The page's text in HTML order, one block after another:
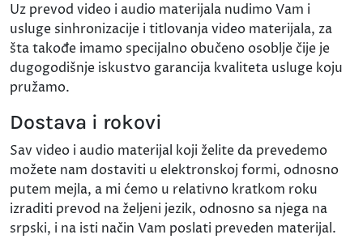
Uz prevod video i audio materijala nudimo Vam i
usluge sinhronizacije i titlovanja video materijala, za
šta takođe imamo specijalno obučeno osoblje čije je
dugogodišnje iskustvo garancija kvaliteta usluge koju
pružamo.
Dostava i rokovi
Sav video i audio materijal koji želite da prevedemo
možete nam dostaviti u elektronskoj formi, odnosno
putem mejla, a mi ćemo u relativno kratkom roku
izraditi prevod na željeni jezik, odnosno sa njega na
srpski, i na isti način Vam poslati preveden materijal.